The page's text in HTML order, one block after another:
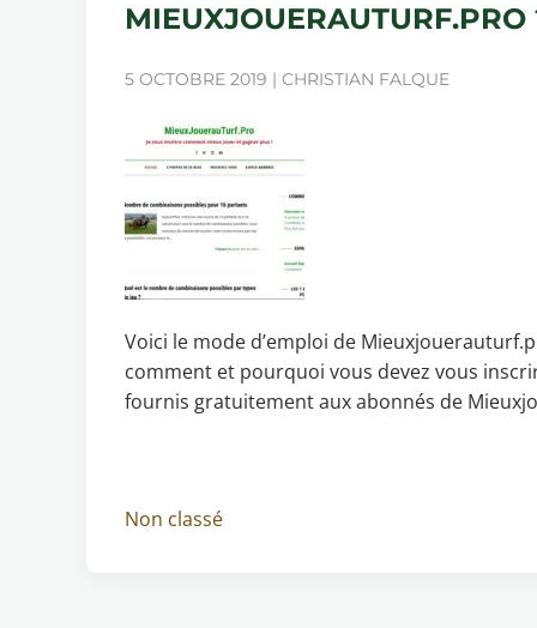
MIEUXJOUERAUTURF.PRO
5 OCTOBRE 2019 | CHRISTIAN FALQUE
Voici le mode d’emploi de
comment et pourquoi vous devez vous
fournis gratuitement aux abonnés de
Non classé